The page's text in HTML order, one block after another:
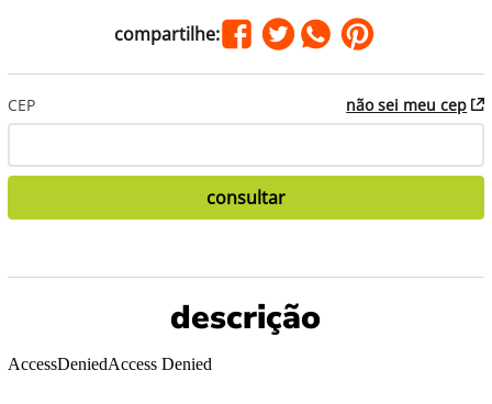
CEP não sei meu cep